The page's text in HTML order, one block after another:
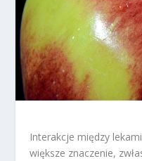
Interakcje między
większe znaczenie,